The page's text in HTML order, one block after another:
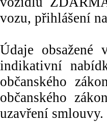
vozu, přihlášení
Údaje
indikativní
občanského
občanského
uzavření smlouvy.